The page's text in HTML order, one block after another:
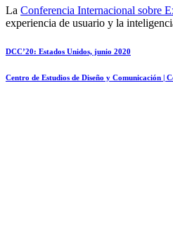
La Conferencia Internacional sobre
experiencia de usuario y la
DCC’20: Estados Unidos, junio 2020
Centro de Estudios de Diseño y Comunicación |